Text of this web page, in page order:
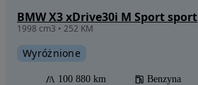
BMW X3 xDrive30i M Sport sport
1998 cm3 • 252 KM
Wyróżnione
100 880 km Benzyna